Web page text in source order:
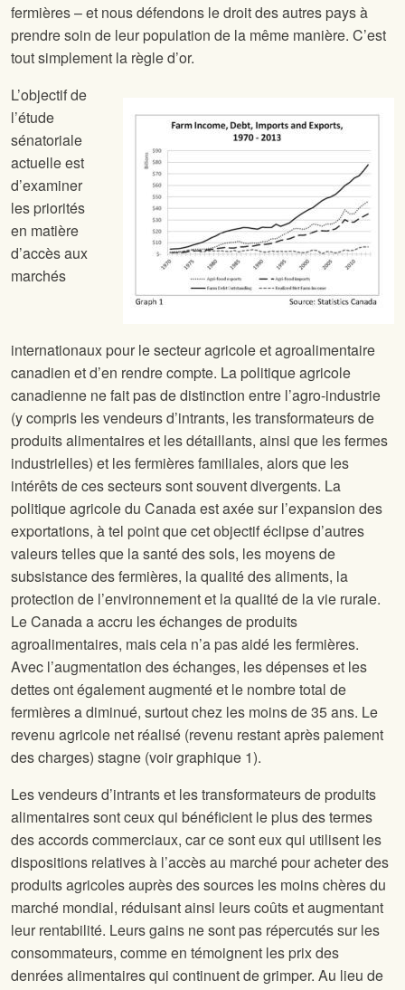
fermières – et nous défendons le droit des autres pays à
prendre soin de leur population de la même manière. C’est
tout simplement la règle d’or.
L’objectif de
l’étude
sénatoriale
actuelle est
d’examiner
les priorités
en matière
d’accès aux
marchés
internationaux pour le secteur agricole et agroalimentaire
canadien et d’en rendre compte. La politique agricole
canadienne ne fait pas de distinction entre l’agro-industrie
(y compris les vendeurs d’intrants, les transformateurs de
produits alimentaires et les détaillants, ainsi que les fermes
industrielles) et les fermières familiales, alors que les
intérêts de ces secteurs sont souvent divergents. La
politique agricole du Canada est axée sur l’expansion des
exportations, à tel point que cet objectif éclipse d’autres
valeurs telles que la santé des sols, les moyens de
subsistance des fermières, la qualité des aliments, la
protection de l’environnement et la qualité de la vie rurale.
Le Canada a accru les échanges de produits
agroalimentaires, mais cela n’a pas aidé les fermières.
Avec l’augmentation des échanges, les dépenses et les
dettes ont également augmenté et le nombre total de
fermières a diminué, surtout chez les moins de 35 ans. Le
revenu agricole net réalisé (revenu restant après paiement
des charges) stagne (voir graphique 1).
Les vendeurs d’intrants et les transformateurs de produits
alimentaires sont ceux qui bénéficient le plus des termes
des accords commerciaux, car ce sont eux qui utilisent les
dispositions relatives à l’accès au marché pour acheter des
produits agricoles auprès des sources les moins chères du
marché mondial, réduisant ainsi leurs coûts et augmentant
leur rentabilité. Leurs gains ne sont pas répercutés sur les
consommateurs, comme en témoignent les prix des
denrées alimentaires qui continuent de grimper. Au lieu de